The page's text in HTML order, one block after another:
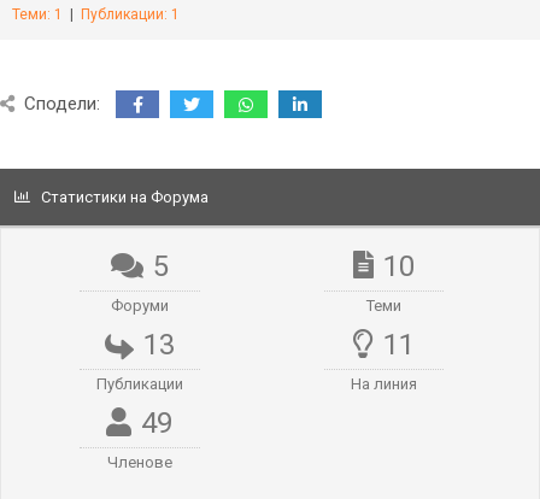
Теми: 1 Публикации: 1
Сподели:
Статистики на Форума
5
Форуми
10
Теми
13
Публикации
11
На линия
49
Членове